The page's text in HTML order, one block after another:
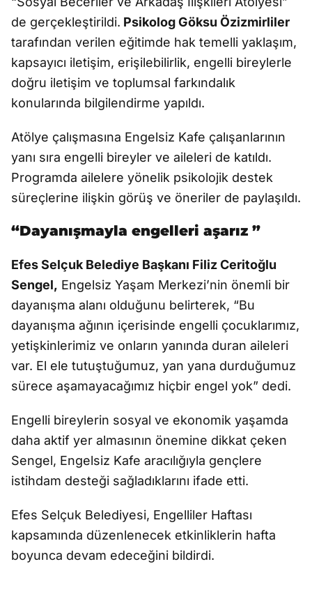
de gerçekleştirildi. Psikolog Göksu Özizmirliler
tarafından verilen eğitimde hak temelli yaklaşım,
kapsayıcı iletişim, erişilebilirlik, engelli bireylerle
doğru iletişim ve toplumsal farkındalık
konularında bilgilendirme yapıldı.
Atölye çalışmasına Engelsiz Kafe çalışanlarının
yanı sıra engelli bireyler ve aileleri de katıldı.
Programda ailelere yönelik psikolojik destek
süreçlerine ilişkin görüş ve öneriler de paylaşıldı.
“Dayanışmayla engelleri aşarız ”
Efes Selçuk Belediye Başkanı Filiz Ceritoğlu
Sengel, Engelsiz Yaşam Merkezi’nin önemli bir
dayanışma alanı olduğunu belirterek, “Bu
dayanışma ağının içerisinde engelli çocuklarımız,
yetişkinlerimiz ve onların yanında duran aileleri
var. El ele tutuştuğumuz, yan yana durduğumuz
sürece aşamayacağımız hiçbir engel yok” dedi.
Engelli bireylerin sosyal ve ekonomik yaşamda
daha aktif yer almasının önemine dikkat çeken
Sengel, Engelsiz Kafe aracılığıyla gençlere
istihdam desteği sağladıklarını ifade etti.
Efes Selçuk Belediyesi, Engelliler Haftası
kapsamında düzenlenecek etkinliklerin hafta
boyunca devam edeceğini bildirdi.